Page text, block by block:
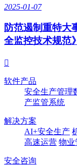
2025-01-07
防范遏制重特大
全监控技术规范

软件产品
安全生产管理
产监管系统
解决方案
AI+安全生产
高速运营 物业
安全咨询